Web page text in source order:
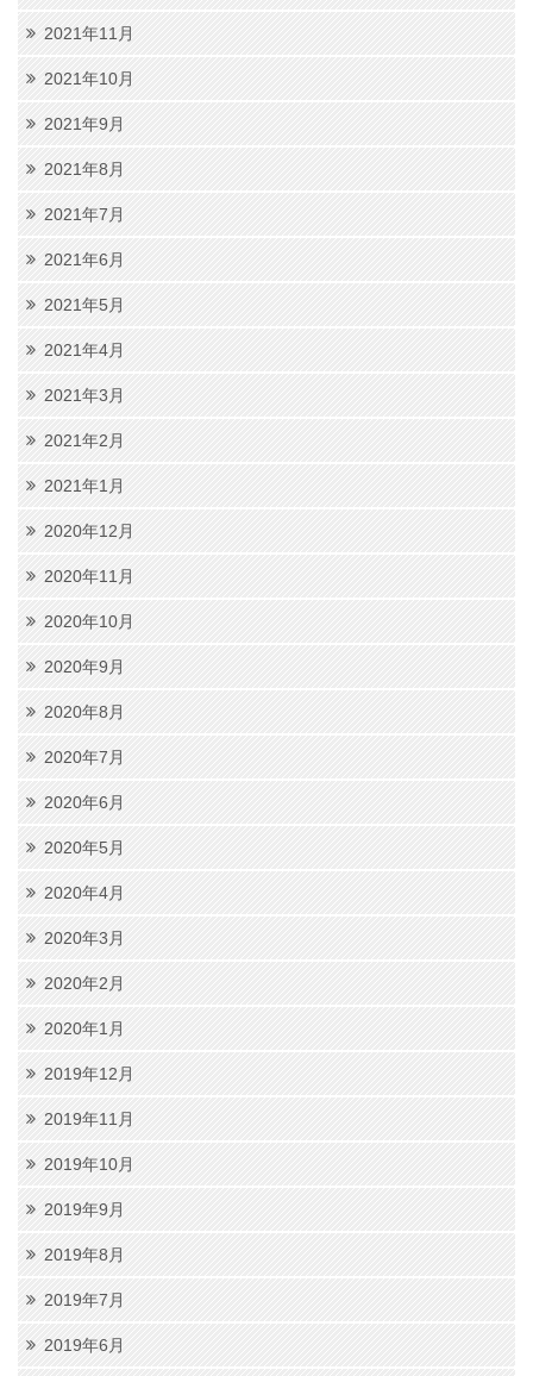
2021年11月
2021年10月
2021年9月
2021年8月
2021年7月
2021年6月
2021年5月
2021年4月
2021年3月
2021年2月
2021年1月
2020年12月
2020年11月
2020年10月
2020年9月
2020年8月
2020年7月
2020年6月
2020年5月
2020年4月
2020年3月
2020年2月
2020年1月
2019年12月
2019年11月
2019年10月
2019年9月
2019年8月
2019年7月
2019年6月